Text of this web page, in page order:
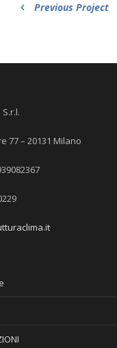
Previous Project
77 – 20131 Milano